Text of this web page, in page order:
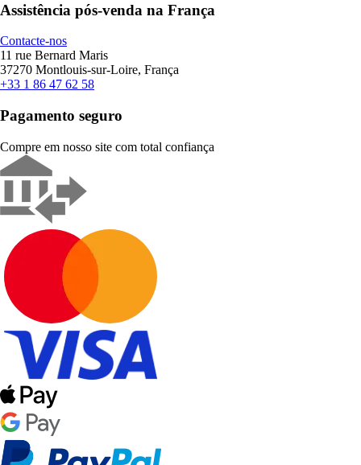
Assistência pós-venda na França
Contacte-nos
11 rue Bernard Maris
37270 Montlouis-sur-Loire, França
+33 1 86 47 62 58
Pagamento seguro
Compre em nosso site com total confiança